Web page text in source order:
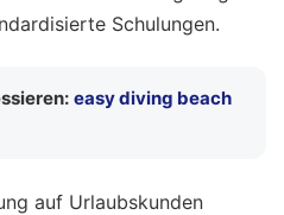
Schulungen.
easy diving beach
auf Urlaubskunden